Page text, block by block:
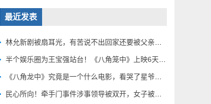
最近发表